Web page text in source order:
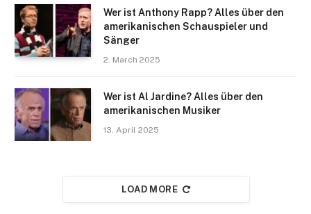
Wer ist Anthony Rapp? Alles über den
amerikanischen Schauspieler und
Sänger
2. March 2025
Wer ist Al Jardine? Alles über den
amerikanischen Musiker
13. April 2025
LOAD MORE